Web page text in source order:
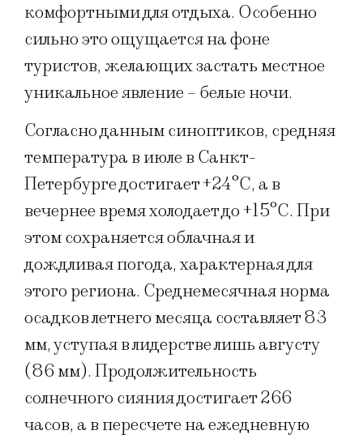
комфортными для отдыха. Особенно
сильно это ощущается на фоне
туристов, желающих застать местное
уникальное явление – белые ночи.
Согласно данным синоптиков, средняя
температура в июле в Санкт-
Петербурге достигает +24°C, а в
вечернее время холодает до +15°C. При
этом сохраняется облачная и
дождливая погода, характерная для
этого региона. Среднемесячная норма
осадков летнего месяца составляет 83
мм, уступая в лидерстве лишь августу
(86 мм). Продолжительность
солнечного сияния достигает 266
часов, а в пересчете на ежедневную